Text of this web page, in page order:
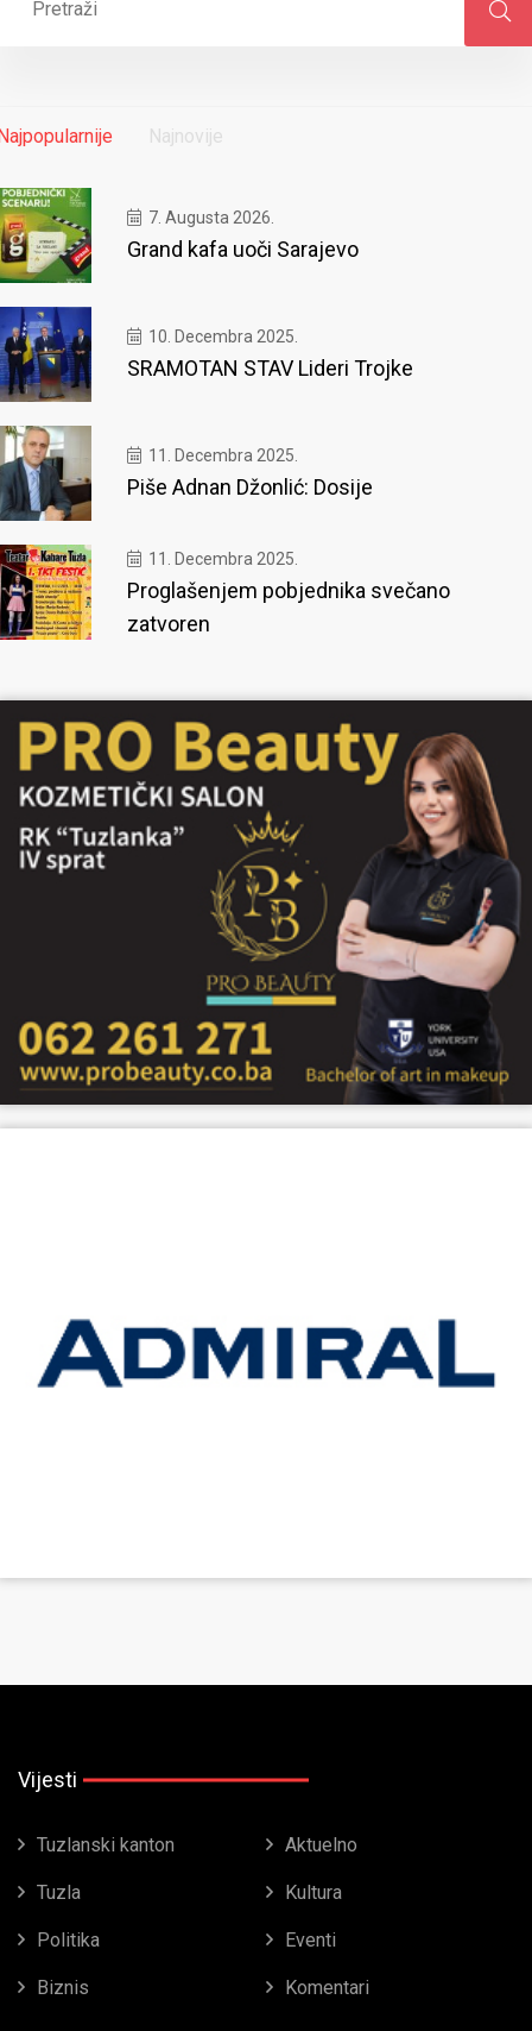
Najnovije
7. Augusta 2026.
Grand kafa uoči Sarajevo
10. Decembra 2025.
SRAMOTAN STAV Lideri Trojke
11. Decembra 2025.
Piše Adnan Džonlić: Dosije
11. Decembra 2025.
Proglašenjem pobjednika svečano
zatvoren
Vijesti
Tuzlanski kanton Aktuelno
Tuzla Kultura
Politika Eventi
Biznis Komentari